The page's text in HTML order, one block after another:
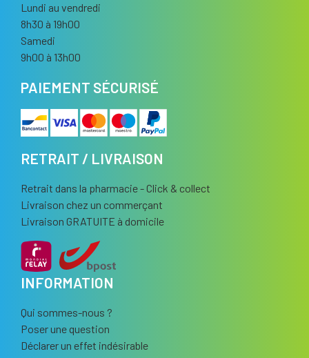
Lundi au vendredi
8h30 à 19h00
Samedi
9h00 à 13h00
PAIEMENT SÉCURISÉ
RETRAIT / LIVRAISON
Retrait dans la pharmacie - Click & collect
Livraison chez un commerçant
Livraison GRATUITE à domicile
INFORMATION
Qui sommes-nous ?
Poser une question
Déclarer un effet indésirable